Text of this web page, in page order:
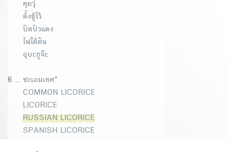
คุยวุ่
ตั้งชู้โว้
ปิดปิวแดง
ไฟใต้ดิน
อุบะกูจ๊ะ
6 ... ชะเอมเทศ*
COMMON LICORICE
LICORICE
RUSSIAN LICORICE
SPANISH LICORICE